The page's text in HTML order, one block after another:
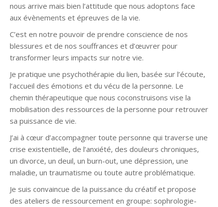
nous arrive mais bien l’attitude que nous adoptons face
aux évènements et épreuves de la vie.
C’est en notre pouvoir de prendre conscience de nos
blessures et de nos souffrances et d’œuvrer pour
transformer leurs impacts sur notre vie.
Je pratique une psychothérapie du lien, basée sur l’écoute,
l’accueil des émotions et du vécu de la personne. Le
chemin thérapeutique que nous coconstruisons vise la
mobilisation des ressources de la personne pour retrouver
sa puissance de vie.
J’ai à cœur d’accompagner toute personne qui traverse une
crise existentielle, de l’anxiété, des douleurs chroniques,
un divorce, un deuil, un burn-out, une dépression, une
maladie, un traumatisme ou toute autre problématique.
Je suis convaincue de la puissance du créatif et propose
des ateliers de ressourcement en groupe: sophrologie-